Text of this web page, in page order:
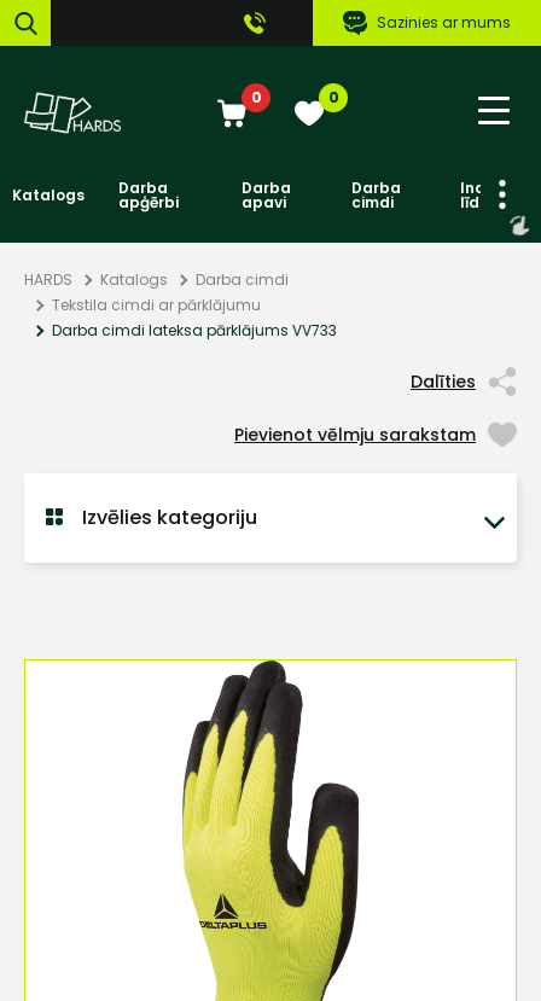
Sazinies ar mums
0 0
Katalogs Darba
apģērbi
Darba
apavi
Darba
cimdi līdzekļi
HARDS Katalogs
Darba cimdi
Tekstila cimdi ar pārklājumu
Darba cimdi lateksa pārklājums VV733
Dalīties
Pievienot vēlmju sarakstam
Izvēlies kategoriju